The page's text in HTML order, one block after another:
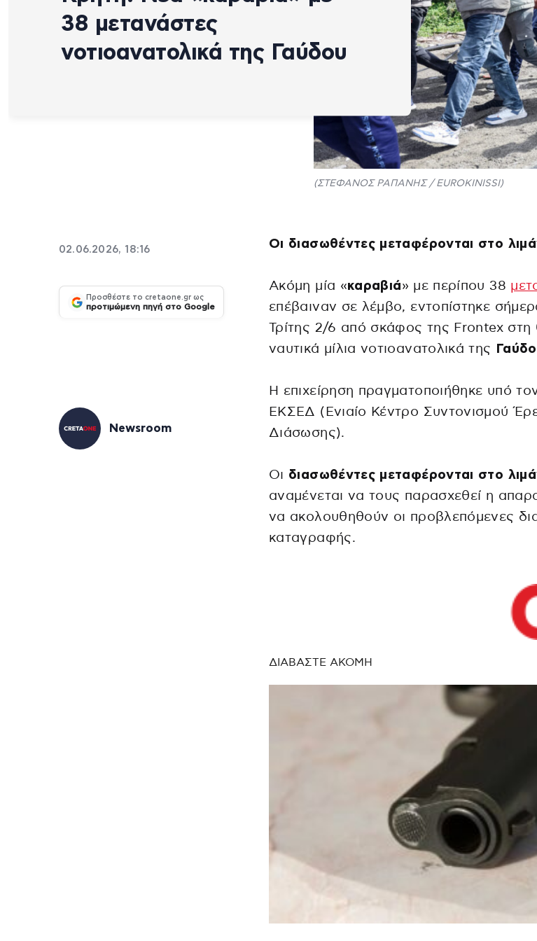
38 μετανάστες
νοτιοανατολικά της Γαύδου
(ΣΤΕΦΑΝΟΣ ΡΑΠΑΝΗΣ / EUROKINISSI)
02.06.2026, 18:16
Προσθέστε το cretaone.gr ως
προτιμώμενη πηγή στο Google
Newsroom
Οι διασωθέντες μεταφέρονται στο
Ακόμη μία «καραβιά» με περίπου 38
επέβαιναν σε λέμβο, εντοπίστηκε
Τρίτης 2/6 από σκάφος της Frontex στη
ναυτικά μίλια νοτιοανατολικά της
Η επιχείρηση πραγματοποιήθηκε υπό
ΕΚΣΕΔ (Ενιαίο Κέντρο Συντονισμού
Διάσωσης).
Οι διασωθέντες μεταφέρονται στο
αναμένεται να τους παρασχεθεί η
να ακολουθηθούν οι προβλεπόμενες
καταγραφής.
ΔΙΑΒΑΣΤΕ ΑΚΟΜΗ